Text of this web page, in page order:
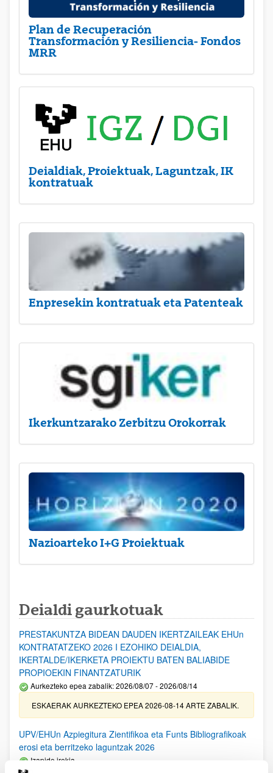
Plan de Recuperación
Transformación y Resiliencia- Fondos
MRR
Deialdiak, Proiektuak, Laguntzak, IK
kontratuak
Enpresekin kontratuak eta Patenteak
Ikerkuntzarako Zerbitzu Orokorrak
Nazioarteko I+G Proiektuak
Deialdi gaurkotuak
PRESTAKUNTZA BIDEAN DAUDEN IKERTZAILEAK EHUn
KONTRATATZEKO 2026 I EZOHIKO DEIALDIA,
IKERTALDE/IKERKETA PROIEKTU BATEN BALIABIDE
PROPIOEKIN FINANTZATURIK
Aurkezteko epea zabalik: 2026/08/07 - 2026/08/14
ESKAERAK AURKEZTEKO EPEA 2026-08-14 ARTE ZABALIK.
UPV/EHUn Azpiegitura Zientifikoa eta Funts Bibliografikoak
erosi eta berritzeko laguntzak 2026
Izapide irekia